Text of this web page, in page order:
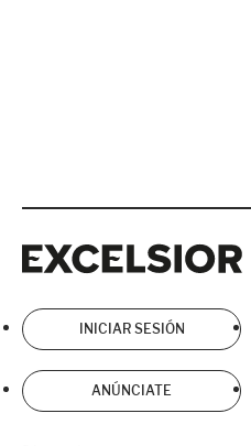
INICIAR SESIÓN
ANÚNCIATE